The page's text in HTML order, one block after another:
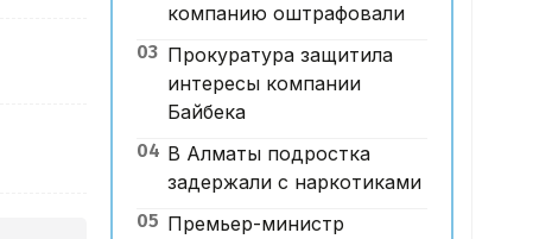
09:12, 06 Тамыз 2026
Теледебат кезінде
депутаттыққа кандидатқа
Ленин туралы сұрақ қойылды
Қазақстан мен Ресейдің
келесі медиафорумы
Астанада өтеді
компанию оштрафовали
03 Прокуратура защитила
интересы компании
Байбека
04 В Алматы подростка
задержали с наркотиками
05 Премьер-министр